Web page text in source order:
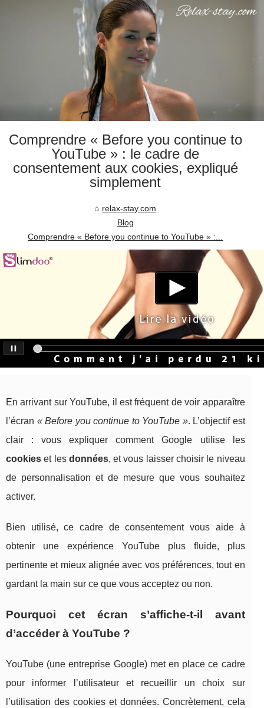
Comprendre « Before you continue to
YouTube » : le cadre de
consentement aux cookies, expliqué
simplement
relax-stay.com
Blog
Comprendre « Before you continue to YouTube » :...
En arrivant sur YouTube, il est fréquent de voir apparaître
l’écran « Before you continue to YouTube ». L’objectif est
clair : vous expliquer comment Google utilise les
cookies et les données, et vous laisser choisir le niveau
de personnalisation et de mesure que vous souhaitez
activer.
Bien utilisé, ce cadre de consentement vous aide à
obtenir une expérience YouTube plus fluide, plus
pertinente et mieux alignée avec vos préférences, tout en
gardant la main sur ce que vous acceptez ou non.
Pourquoi cet écran s’affiche-t-il avant
d’accéder à YouTube ?
YouTube (une entreprise Google) met en place ce cadre
pour informer l’utilisateur et recueillir un choix sur
l’utilisation des cookies et données. Concrètement, cela